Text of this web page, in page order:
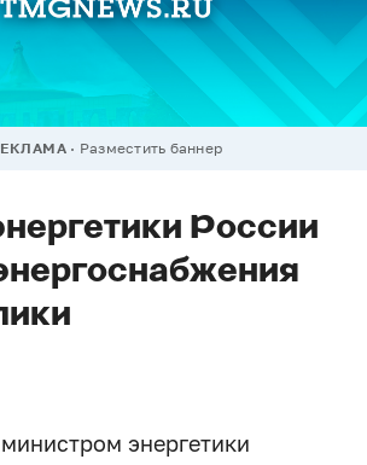
Разместить баннер
России
энергетики